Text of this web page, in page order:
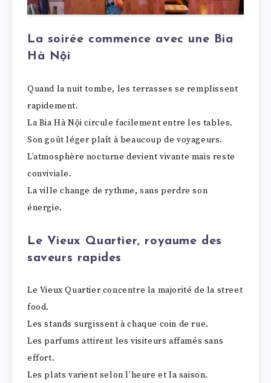
La soirée commence avec une Bia
Hà Nội
Quand la nuit tombe, les terrasses se remplissent
rapidement.
La Bia Hà Nội circule facilement entre les tables.
Son goût léger plaît à beaucoup de voyageurs.
L’atmosphère nocturne devient vivante mais reste
conviviale.
La ville change de rythme, sans perdre son
énergie.
Le Vieux Quartier, royaume des
saveurs rapides
Le Vieux Quartier concentre la majorité de la street
food.
Les stands surgissent à chaque coin de rue.
Les parfums attirent les visiteurs affamés sans
effort.
Les plats varient selon l’heure et la saison.